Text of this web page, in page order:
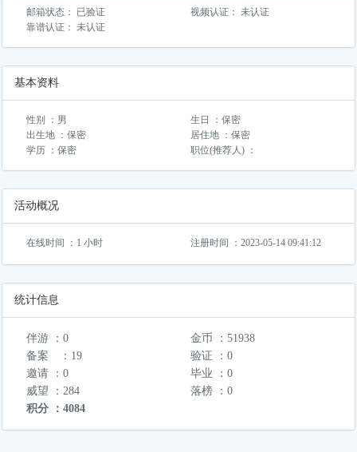
邮箱状态： 已验证
视频认证： 未认证
靠谱认证： 未认证
基本资料
性别 ：男
生日 ：保密
出生地 ：保密
居住地 ：保密
学历 ：保密
职位(推荐人) ：
活动概况
在线时间 ：1 小时 注册时间 ：2023-05-14 09:41:12
统计信息
伴游 ：0
金币 ：51938
备案 ：19
验证 ：0
邀请 ：0
毕业 ：0
威望 ：284
落榜 ：0
积分 ：4084